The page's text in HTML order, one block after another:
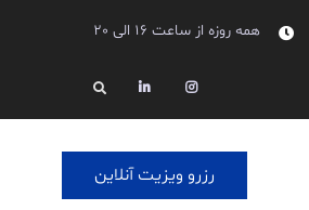
همه روزه از ساعت 16 الی 20
Instagram
Linkedin
Search
رزرو ویزیت آنلاین